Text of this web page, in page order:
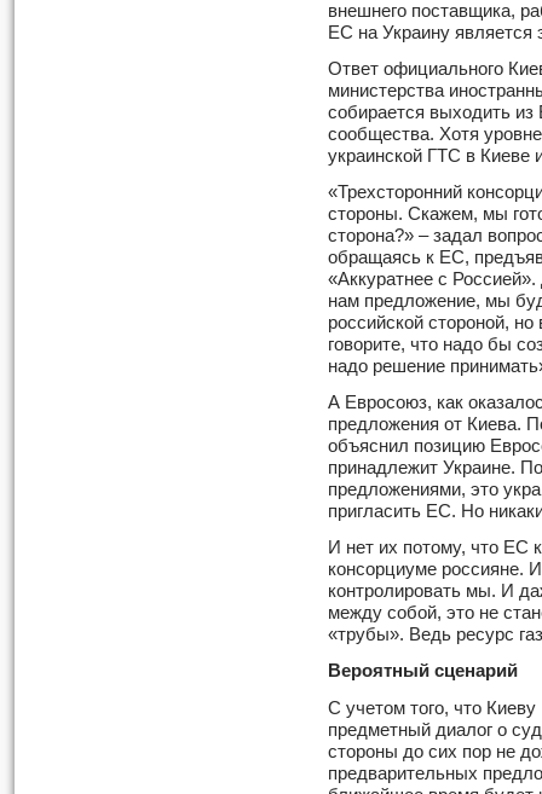
внешнего поставщика,
ЕС на Украину является
Ответ официального
министерства
собирается выходить из
сообщества. Хотя
украинской ГТС в Киеве
«Трехсторонний
стороны. Скажем, мы
сторона?» – задал
обращаясь к ЕС,
«Аккуратнее с
нам предложение, мы
российской стороной,
говорите, что надо бы
надо решение
А Евросоюз, как
предложения от Киева.
объяснил позицию
принадлежит Украине.
предложениями, это
пригласить ЕС. Но
И нет их потому, что ЕС
консорциуме россияне.
контролировать мы. И
между собой, это не
«трубы». Ведь ресурс
Вероятный сценарий
С учетом того, что
предметный диалог о
стороны до сих пор не
предварительных